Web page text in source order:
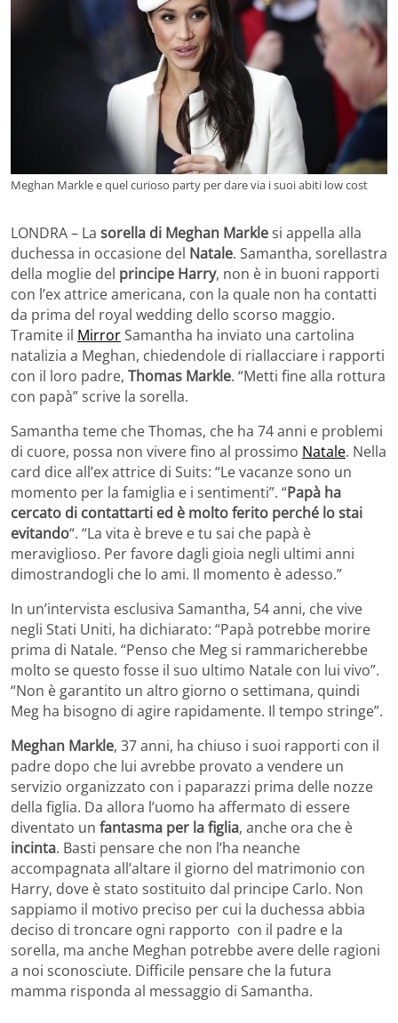
Meghan Markle e quel curioso party per dare via i suoi abiti low cost
LONDRA – La sorella di Meghan Marklesi appella alla
duchessa in occasione del Natale. Samantha, sorellastra
della moglie del principe Harry, non è in buoni rapporti
con l’ex attrice americana, con la quale non ha contatti
da prima del royal wedding dello scorso maggio.
Tramite il MirrorSamantha ha inviato una cartolina
natalizia a Meghan, chiedendole di riallacciare i rapporti
con il loro padre, Thomas Markle. “Metti fine alla rottura
con papà” scrive la sorella.
Samantha teme che Thomas, che ha 74 anni e problemi
di cuore, possa non vivere fino al prossimo Natale. Nella
card dice all’ex attrice di Suits: “Le vacanze sono un
momento per la famiglia e i sentimenti”. “Papà ha
cercato di contattarti ed è molto ferito perché lo stai
evitando“. “La vita è breve e tu sai che papà è
meraviglioso. Per favore dagli gioia negli ultimi anni
dimostrandogli che lo ami. Il momento è adesso.”
In un’intervista esclusiva Samantha, 54 anni, che vive
negli Stati Uniti, ha dichiarato: “Papà potrebbe morire
prima di Natale. “Penso che Meg si rammaricherebbe
molto se questo fosse il suo ultimo Natale con lui vivo”.
“Non è garantito un altro giorno o settimana, quindi
Meg ha bisogno di agire rapidamente. Il tempo stringe”.
Meghan Markle, 37 anni, ha chiuso i suoi rapporti con il
padre dopo che lui avrebbe provato a vendere un
servizio organizzato con i paparazzi prima delle nozze
della figlia. Da allora l’uomo ha affermato di essere
diventato un fantasma per la figlia, anche ora che è
incinta. Basti pensare che non l’ha neanche
accompagnata all’altare il giorno del matrimonio con
Harry, dove è stato sostituito dal principe Carlo. Non
sappiamo il motivo preciso per cui la duchessa abbia
deciso di troncare ogni rapporto con il padre e la
sorella, ma anche Meghan potrebbe avere delle ragioni
a noi sconosciute. Difficile pensare che la futura
mamma risponda al messaggio di Samantha.